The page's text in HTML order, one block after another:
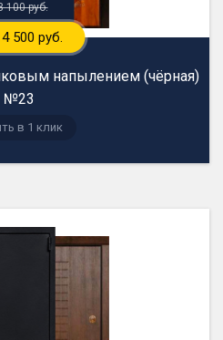
100 руб.
500 руб.
напылением (чёрная)
№23